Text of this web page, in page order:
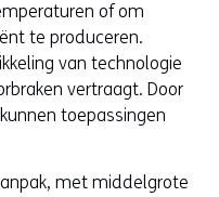
of om
te produceren.
van technologie
vertraagt. Door
toepassingen
met middelgrote